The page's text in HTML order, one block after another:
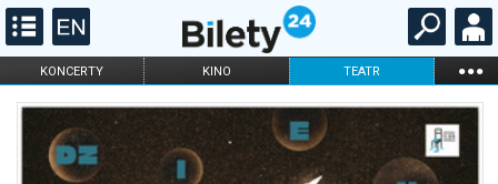
KONCERTY KINO TEATR ...
FILHARMONIA OPERA I BALET
STAND-UP
DLA DZIECI
ONLINE